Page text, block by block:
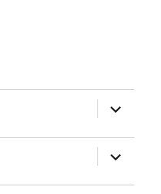
öffnen
öffnen